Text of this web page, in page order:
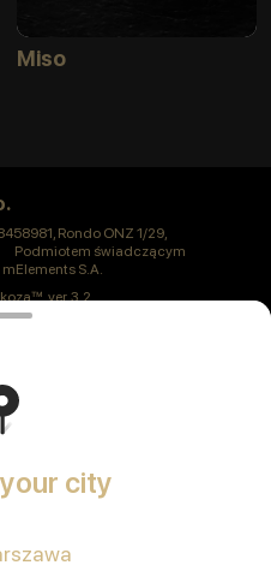
Miso
Rondo ONZ 1/29,
świadczącym
S.A.
ver. 3.2
city